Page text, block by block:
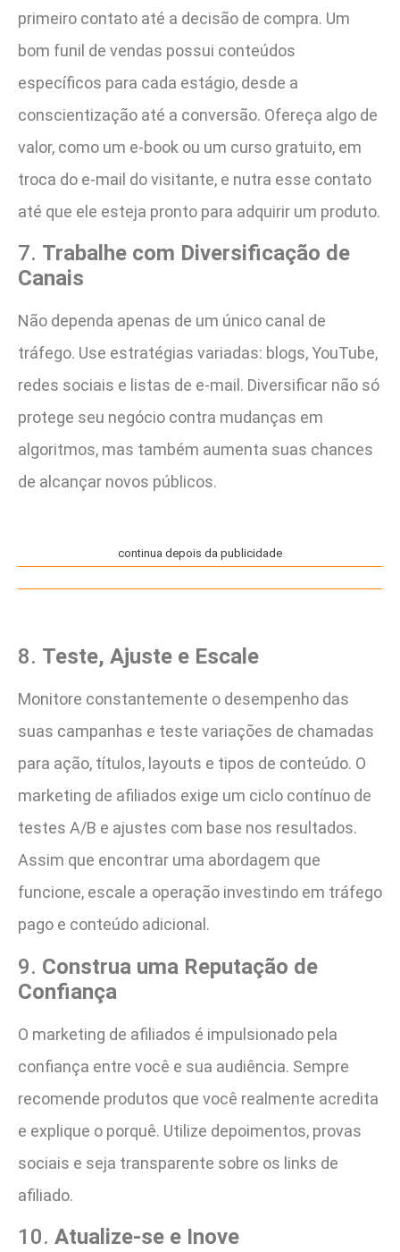
primeiro contato até a decisão de compra. Um
bom funil de vendas possui conteúdos
específicos para cada estágio, desde a
conscientização até a conversão. Ofereça algo de
valor, como um e-book ou um curso gratuito, em
troca do e-mail do visitante, e nutra esse contato
até que ele esteja pronto para adquirir um produto.
7. Trabalhe com Diversificação de
Canais
Não dependa apenas de um único canal de
tráfego. Use estratégias variadas: blogs, YouTube,
redes sociais e listas de e-mail. Diversificar não só
protege seu negócio contra mudanças em
algoritmos, mas também aumenta suas chances
de alcançar novos públicos.
continua depois da publicidade
8. Teste, Ajuste e Escale
Monitore constantemente o desempenho das
suas campanhas e teste variações de chamadas
para ação, títulos, layouts e tipos de conteúdo. O
marketing de afiliados exige um ciclo contínuo de
testes A/B e ajustes com base nos resultados.
Assim que encontrar uma abordagem que
funcione, escale a operação investindo em tráfego
pago e conteúdo adicional.
9. Construa uma Reputação de
Confiança
O marketing de afiliados é impulsionado pela
confiança entre você e sua audiência. Sempre
recomende produtos que você realmente acredita
e explique o porquê. Utilize depoimentos, provas
sociais e seja transparente sobre os links de
afiliado.
10. Atualize-se e Inove